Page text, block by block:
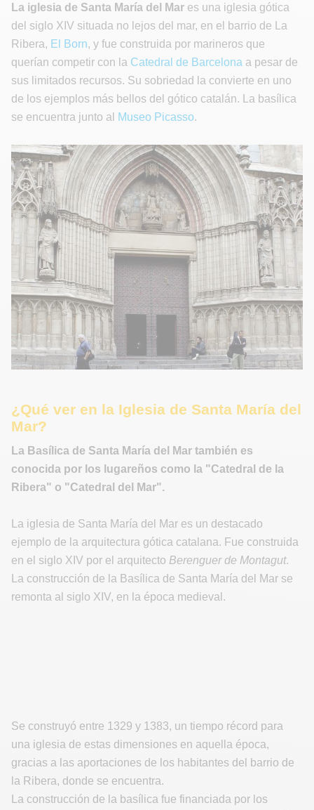
La iglesia de Santa María del Mar es una iglesia gótica
del siglo XIV situada no lejos del mar, en el barrio de La
Ribera, El Born, y fue construida por marineros que
querían competir con la Catedral de Barcelona a pesar de
sus limitados recursos. Su sobriedad la convierte en uno
de los ejemplos más bellos del gótico catalán. La basílica
se encuentra junto al
Museo Picasso.
¿Qué ver en la Iglesia de Santa María del
Mar?
La Basílica de Santa María del Mar también es
conocida por los lugareños como la "Catedral de la
Ribera" o "Catedral del Mar".
La iglesia de Santa María del Mar es un destacado
ejemplo de la arquitectura gótica catalana. Fue construida
en el siglo XIV por el arquitecto Berenguer de Montagut.
La construcción de la Basílica de Santa María del Mar se
remonta al siglo XIV, en la época medieval.
Se construyó entre 1329 y 1383, un tiempo récord para
una iglesia de estas dimensiones en aquella época,
gracias a las aportaciones de los habitantes del barrio de
la Ribera, donde se encuentra.
La construcción de la basílica fue financiada por los